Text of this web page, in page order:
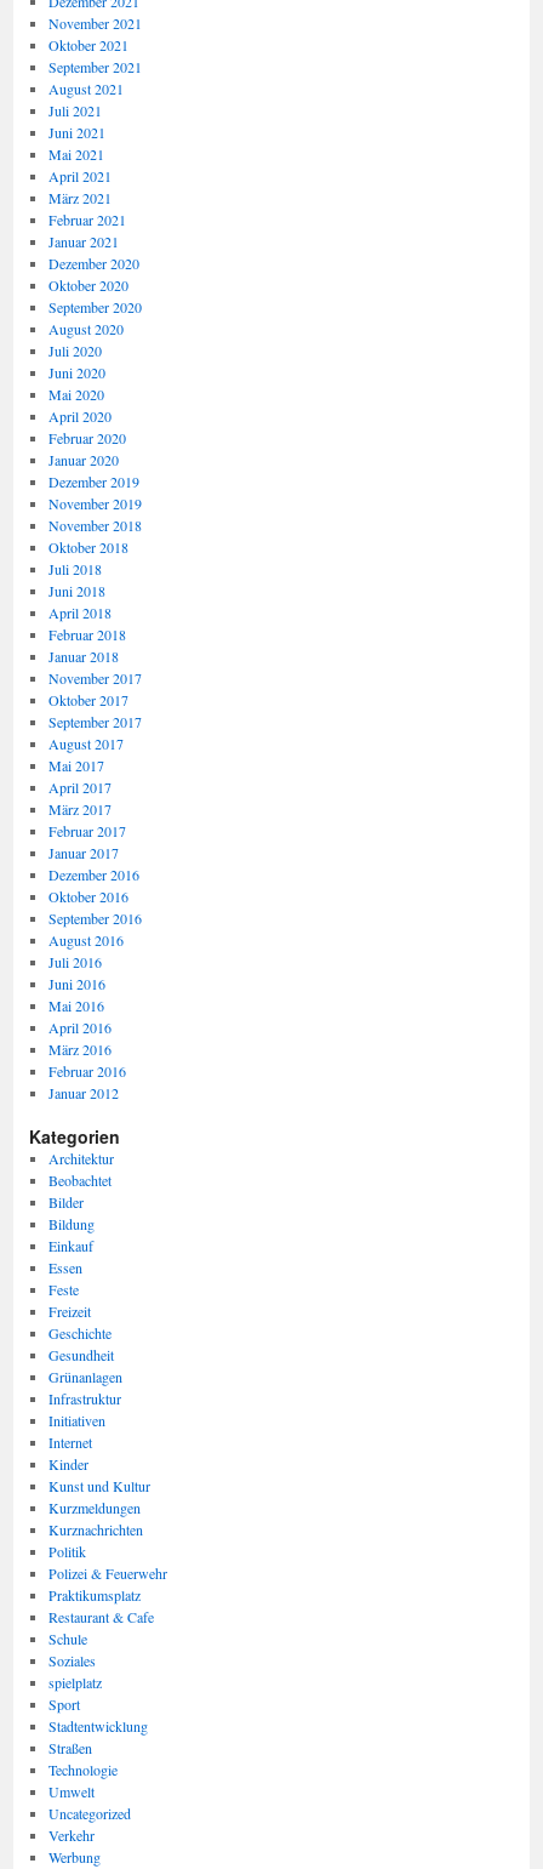
November 2021
Oktober 2021
September 2021
August 2021
Juli 2021
Juni 2021
Mai 2021
April 2021
März 2021
Februar 2021
Januar 2021
Dezember 2020
Oktober 2020
September 2020
August 2020
Juli 2020
Juni 2020
Mai 2020
April 2020
Februar 2020
Januar 2020
Dezember 2019
November 2019
November 2018
Oktober 2018
Juli 2018
Juni 2018
April 2018
Februar 2018
Januar 2018
November 2017
Oktober 2017
September 2017
August 2017
Mai 2017
April 2017
März 2017
Februar 2017
Januar 2017
Dezember 2016
Oktober 2016
September 2016
August 2016
Juli 2016
Juni 2016
Mai 2016
April 2016
März 2016
Februar 2016
Januar 2012
Kategorien
Architektur
Beobachtet
Bilder
Bildung
Einkauf
Essen
Feste
Freizeit
Geschichte
Gesundheit
Grünanlagen
Infrastruktur
Initiativen
Internet
Kinder
Kunst und Kultur
Kurzmeldungen
Kurznachrichten
Politik
Polizei & Feuerwehr
Praktikumsplatz
Restaurant & Cafe
Schule
Soziales
spielplatz
Sport
Stadtentwicklung
Straßen
Technologie
Umwelt
Uncategorized
Verkehr
Werbung